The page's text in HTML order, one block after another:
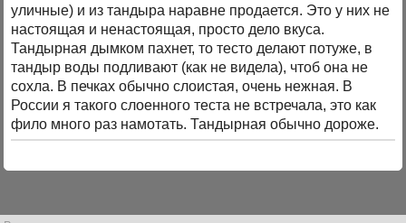
уличные) и из тандыра наравне продается. Это у них не
настоящая и ненастоящая, просто дело вкуса.
Тандырная дымком пахнет, то тесто делают потуже, в
тандыр воды подливают (как не видела), чтоб она не
сохла. В печках обычно слоистая, очень нежная. В
России я такого слоенного теста не встречала, это как
фило много раз намотать. Тандырная обычно дороже.